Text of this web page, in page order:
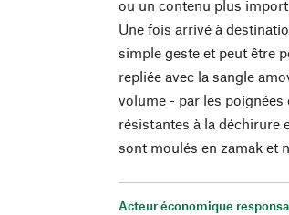
ou un contenu plus
Une fois arrivé à
simple geste et peut être
repliée avec la sangle
volume - par les
résistantes à la déchirure
sont moulés en zamak et
Acteur économique